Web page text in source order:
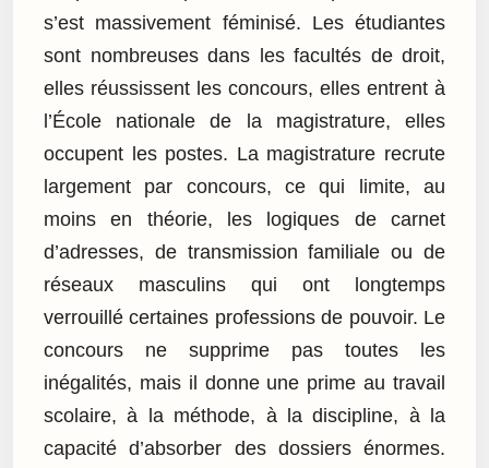
s’est massivement féminisé. Les étudiantes
sont nombreuses dans les facultés de droit,
elles réussissent les concours, elles entrent à
l’École nationale de la magistrature, elles
occupent les postes. La magistrature recrute
largement par concours, ce qui limite, au
moins en théorie, les logiques de carnet
d’adresses, de transmission familiale ou de
réseaux masculins qui ont longtemps
verrouillé certaines professions de pouvoir. Le
concours ne supprime pas toutes les
inégalités, mais il donne une prime au travail
scolaire, à la méthode, à la discipline, à la
capacité d’absorber des dossiers énormes.